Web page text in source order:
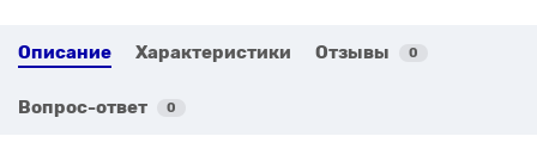
Описание Характеристики Отзывы 0
Вопрос-ответ 0